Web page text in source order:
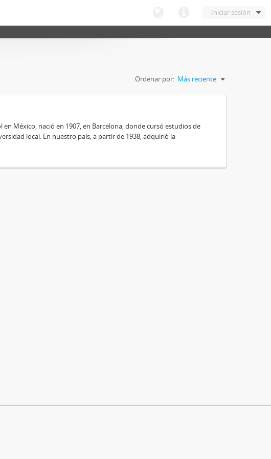
Iniciar sesión
Ordenar por: Más reciente
México, nació en 1907, en Barcelona, donde cursó estudios de
local. En nuestro país, a partir de 1938, adquirió la